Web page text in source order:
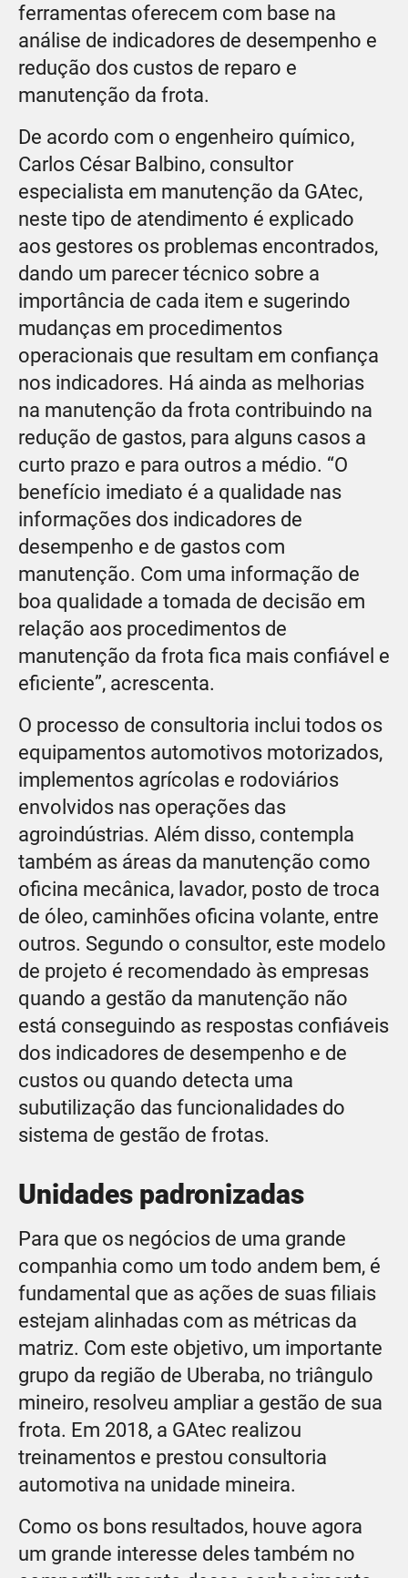
ferramentas oferecem com base na
análise de indicadores de desempenho e
redução dos custos de reparo e
manutenção da frota.
De acordo com o engenheiro químico,
Carlos César Balbino, consultor
especialista em manutenção da GAtec,
neste tipo de atendimento é explicado
aos gestores os problemas encontrados,
dando um parecer técnico sobre a
importância de cada item e sugerindo
mudanças em procedimentos
operacionais que resultam em confiança
nos indicadores. Há ainda as melhorias
na manutenção da frota contribuindo na
redução de gastos, para alguns casos a
curto prazo e para outros a médio. “O
benefício imediato é a qualidade nas
informações dos indicadores de
desempenho e de gastos com
manutenção. Com uma informação de
boa qualidade a tomada de decisão em
relação aos procedimentos de
manutenção da frota fica mais confiável e
eficiente”, acrescenta.
O processo de consultoria inclui todos os
equipamentos automotivos motorizados,
implementos agrícolas e rodoviários
envolvidos nas operações das
agroindústrias. Além disso, contempla
também as áreas da manutenção como
oficina mecânica, lavador, posto de troca
de óleo, caminhões oficina volante, entre
outros. Segundo o consultor, este modelo
de projeto é recomendado às empresas
quando a gestão da manutenção não
está conseguindo as respostas confiáveis
dos indicadores de desempenho e de
custos ou quando detecta uma
subutilização das funcionalidades do
sistema de gestão de frotas.
Unidades padronizadas
Para que os negócios de uma grande
companhia como um todo andem bem, é
fundamental que as ações de suas filiais
estejam alinhadas com as métricas da
matriz. Com este objetivo, um importante
grupo da região de Uberaba, no triângulo
mineiro, resolveu ampliar a gestão de sua
frota. Em 2018, a GAtec realizou
treinamentos e prestou consultoria
automotiva na unidade mineira.
Como os bons resultados, houve agora
um grande interesse deles também no